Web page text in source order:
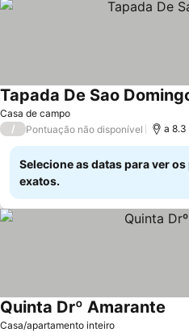
Casa de campo
Tapada De Sao
/ Pontuação não disponível a 8.3
Selecione as datas para ver
exatos.
Casa/apartamento inteiro
Quinta Drº Amarante